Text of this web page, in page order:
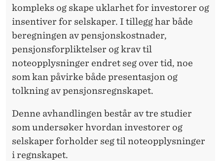
kompleks og skape uklarhet for investorer og
insentiver for selskaper. I tillegg har både
beregningen av pensjonskostnader,
pensjonsforpliktelser og krav til
noteopplysninger endret seg over tid, noe
som kan påvirke både presentasjon og
tolkning av pensjonsregnskapet.
Denne avhandlingen består av tre studier
som undersøker hvordan investorer og
selskaper forholder seg til noteopplysninger
i regnskapet.